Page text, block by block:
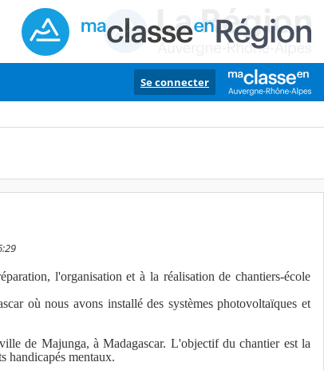
Se connecter
l'organisation et à la réalisation de chantiers-école
où nous avons installé des systèmes photovoltaïques et
de Majunga, à Madagascar. L'objectif du chantier est la
handicapés mentaux.